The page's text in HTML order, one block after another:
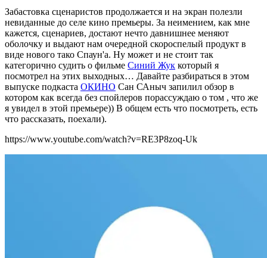
Забастовка сценаристов продолжается и на экран полезли
невиданные до селе кино премьеры. За неимением, как мне
кажется, сценариев, достают нечто давнишнее меняют
оболочку и выдают нам очередной скороспелый продукт в
виде нового тако Спаун'а. Ну может и не стоит так
категорично судить о фильме Синий Жук который я
посмотрел на этих выходных… Давайте разбираться в этом
выпуске подкаста ОКИНО Сан САныч запилил обзор в
котором как всегда без спойлеров порассуждаю о том , что же
я увидел в этой премьере)) В общем есть что посмотреть, есть
что рассказать, поехали).
https://www.youtube.com/watch?v=RE3P8zoq-Uk